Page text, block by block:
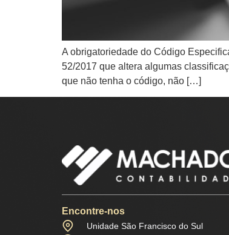
A obrigatoriedade do Código
52/2017 que altera algumas
que não tenha o código, não […]
Encontre-nos
Unidade São Francisco do Sul